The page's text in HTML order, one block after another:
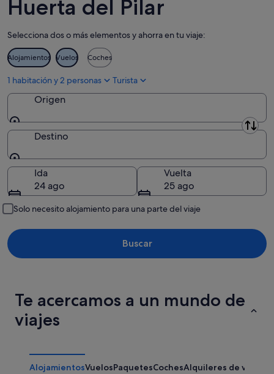
-
ago
14
-
16
ago
fin
semana,
21
ago
Huerta del Pilar
Selecciona dos o más elementos y ahorra en tu viaje:
Alojamientos Vuelos Coches
1 habitación y 2 personas Turista
Origen
Origen
Destino
Destino
Ida
24 ago
Vuelta
25 ago
Solo necesito alojamiento para una parte del viaje
Buscar
Te acercamos a un mundo de
viajes
AlojamientosVuelosPaquetesCochesAlquileres de